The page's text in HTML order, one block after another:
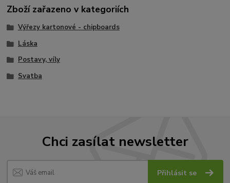
Zboží zařazeno v kategoriích
Výřezy kartonové - chipboards
Láska
Postavy, víly
Svatba
Chci zasílat newsletter
Přihlásit se